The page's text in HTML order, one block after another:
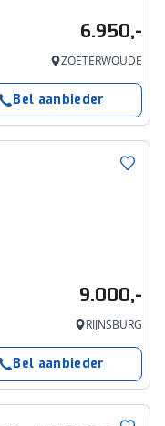
6.950,-
ZOETERWOUDE
Bel aanbieder
9.000,-
RIJNSBURG
Bel aanbieder